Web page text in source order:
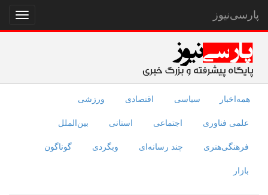
نمایش
منو
پارسی‌نیوز
همه‌اخبار سیاسی اقتصادی ورزشی
علمی فناوری اجتماعی استانی بین‌الملل
فرهنگی‌هنری چند رسانه‌ای وبگردی گوناگون
بازار